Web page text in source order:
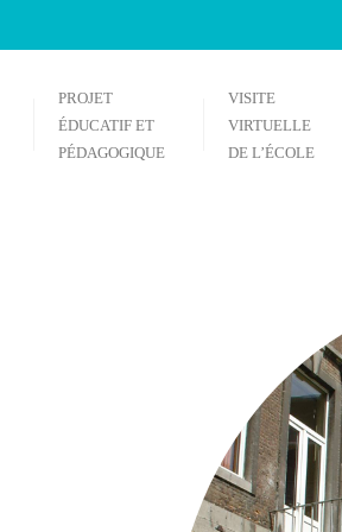
PROJET
ÉDUCATIF ET
PÉDAGOGIQUE
VISITE
VIRTUELLE
DE L’ÉCOLE